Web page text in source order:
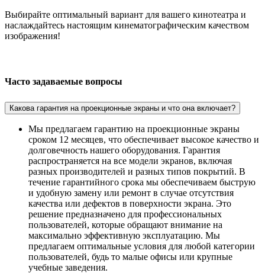
Выбирайте оптимальный вариант для вашего кинотеатра и
наслаждайтесь настоящим кинематографическим качеством
изображения!
Часто задаваемые вопросы
Какова гарантия на проекционные экраны и что она включает?
Мы предлагаем гарантию на проекционные экраны
сроком 12 месяцев, что обеспечивает высокое качество и
долговечность нашего оборудования. Гарантия
распространяется на все модели экранов, включая
разных производителей и разных типов покрытий. В
течение гарантийного срока мы обеспечиваем быструю
и удобную замену или ремонт в случае отсутствия
качества или дефектов в поверхности экрана. Это
решение предназначено для профессиональных
пользователей, которые обращают внимание на
максимально эффективную эксплуатацию. Мы
предлагаем оптимальные условия для любой категории
пользователей, будь то малые офисы или крупные
учебные заведения.